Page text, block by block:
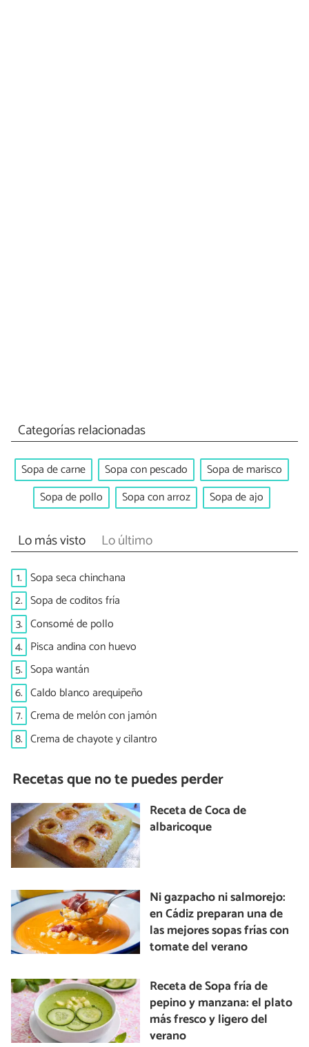
Categorías relacionadas
Sopa de carne Sopa con pescado
Sopa de marisco
Sopa de pollo
Sopa con arroz Sopa de ajo
Lo más visto Lo último
1. Sopa seca chinchana
2. Sopa de coditos fría
3. Consomé de pollo
4. Pisca andina con huevo
5. Sopa wantán
6. Caldo blanco arequipeño
7. Crema de melón con jamón
8. Crema de chayote y cilantro
Recetas que no te puedes perder
Receta de Coca de
albaricoque
Ni gazpacho ni salmorejo:
en Cádiz preparan una de
las mejores sopas frías con
tomate del verano
Receta de Sopa fría de
pepino y manzana: el plato
más fresco y ligero del
verano